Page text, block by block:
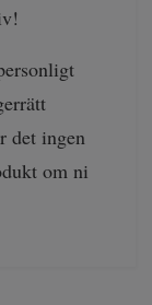
det ingen
om ni